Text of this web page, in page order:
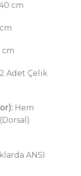
cm
cm
Adet Çelik
Hem
ANSI